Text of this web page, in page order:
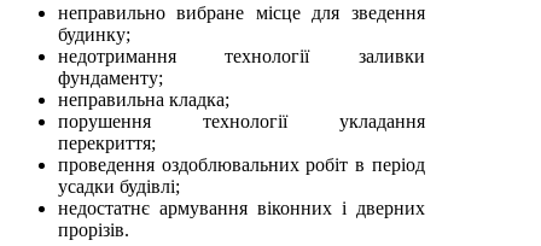
неправильно вибране місце для зведення
будинку;
недотримання технології заливки
фундаменту;
неправильна кладка;
порушення технології укладання
перекриття;
проведення оздоблювальних робіт в період
усадки будівлі;
недостатнє армування віконних і дверних
прорізів.